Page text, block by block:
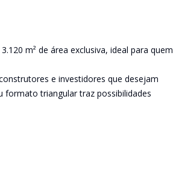
m² de área exclusiva, ideal para quem
e investidores que desejam
formato triangular traz possibilidades